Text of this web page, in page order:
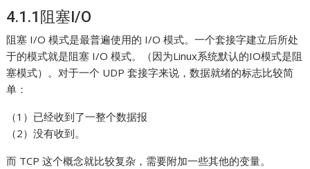
4.1.1阻塞I/O
阻塞 I/O 模式是最普遍使用的 I/O 模式。一个套接字建立后所处
于的模式就是阻塞 I/O 模式。（因为Linux系统默认的IO模式是阻
塞模式）。对于一个 UDP 套接字来说，数据就绪的标志比较简
单：
（1）已经收到了一整个数据报
（2）没有收到。
而 TCP 这个概念就比较复杂，需要附加一些其他的变量。